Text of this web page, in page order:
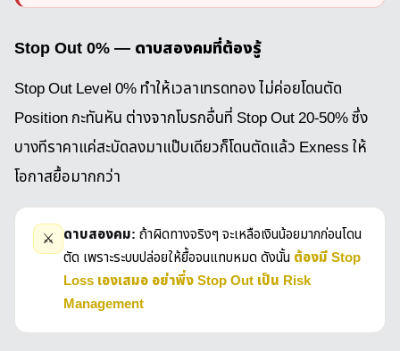
Stop Out 0% — ดาบสองคมที่ต้องรู้
Stop Out Level 0% ทำให้เวลาเทรดทอง ไม่ค่อยโดนตัด
Position กะทันหัน ต่างจากโบรกอื่นที่ Stop Out 20-50% ซึ่ง
บางทีราคาแค่สะบัดลงมาแป๊บเดียวก็โดนตัดแล้ว Exness ให้
โอกาสยื้อมากกว่า
⚔️ ดาบสองคม: ถ้าผิดทางจริงๆ จะเหลือเงินน้อยมากก่อนโดน
ตัด เพราะระบบปล่อยให้ยื้อจนแทบหมด ดังนั้น ต้องมี Stop
Loss เองเสมอ อย่าพึ่ง Stop Out เป็น Risk
Management